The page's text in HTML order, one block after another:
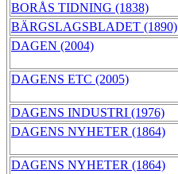
BORÅS TIDNING (1838)
BÄRGSLAGSBLADET (1890)
DAGEN (2004)
DAGENS ETC (2005)
DAGENS INDUSTRI (1976)
DAGENS NYHETER (1864)
DAGENS NYHETER (1864)